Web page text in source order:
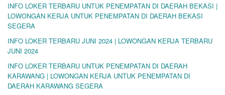
INFO LOKER TERBARU UNTUK PENEMPATAN DI DAERAH BEKASI |
LOWONGAN KERJA UNTUK PENEMPATAN DI DAERAH BEKASI
SEGERA
INFO LOKER TERBARU JUNI 2024 | LOWONGAN KERJA TERBARU
JUNI 2024
INFO LOKER TERBARU UNTUK PENEMPATAN DI DAERAH
KARAWANG | LOWONGAN KERJA UNTUK PENEMPATAN DI
DAERAH KARAWANG SEGERA